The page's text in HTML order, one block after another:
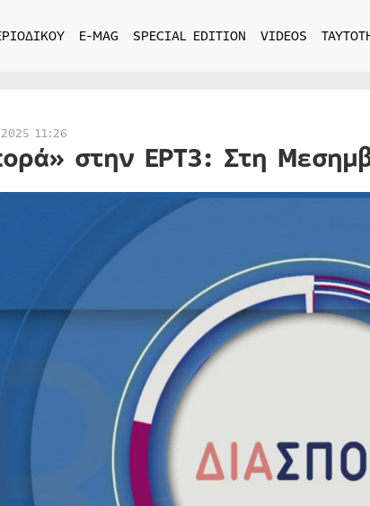
E-MAG SPECIAL EDITION VIDEOS
11:26
στην ΕΡΤ3: Στη